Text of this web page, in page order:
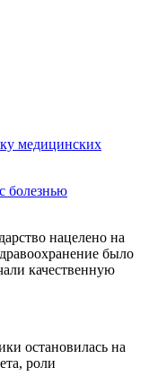
медицинских
болезнью
нацелено на
было
качественную
остановилась на
роли